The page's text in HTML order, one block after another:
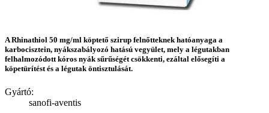
A Rhinathiol 50 mg/ml köptető szirup felnőtteknek hatóanyaga a
karbocisztein, nyákszabályozó hatású vegyület, mely a légutakban
felhalmozódott kóros nyák sűrűségét csökkenti, ezáltal elősegíti a
köpetürítést és a légutak öntisztulását.
Gyártó:
sanofi-aventis